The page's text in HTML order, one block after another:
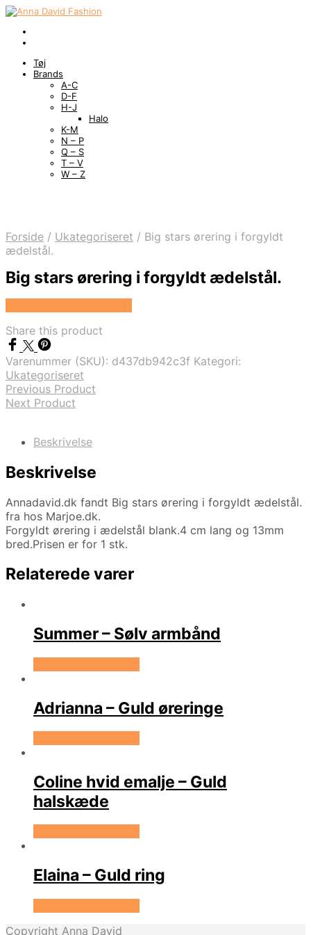
Tøj
Brands
A-C
D-F
H-J
Halo
K-M
N – P
Q – S
T – V
W – Z
Forside / Ukategoriseret / Big stars ørering i forgyldt
ædelstål.
Big stars ørering i forgyldt ædelstål.
Share this product
Varenummer (SKU): d437db942c3f Kategori:
Ukategoriseret
Previous Product
Next Product
Beskrivelse
Beskrivelse
Annadavid.dk fandt Big stars ørering i forgyldt ædelstål.
fra hos Marjoe.dk.
Forgyldt ørering i ædelstål blank.4 cm lang og 13mm
bred.Prisen er for 1 stk.
Relaterede varer
Summer – Sølv armbånd
Adrianna – Guld øreringe
Coline hvid emalje – Guld
halskæde
Elaina – Guld ring
Copyright Anna David